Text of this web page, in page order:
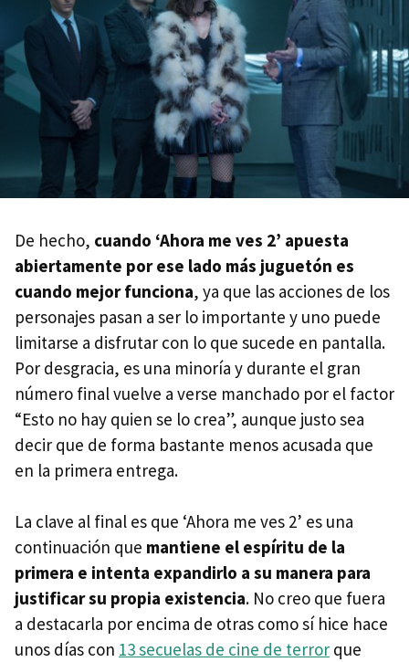
De hecho, cuando ‘Ahora me ves 2’ apuesta
abiertamente por ese lado más juguetón es
cuando mejor funciona, ya que las acciones de los
personajes pasan a ser lo importante y uno puede
limitarse a disfrutar con lo que sucede en pantalla.
Por desgracia, es una minoría y durante el gran
número final vuelve a verse manchado por el factor
“Esto no hay quien se lo crea”, aunque justo sea
decir que de forma bastante menos acusada que
en la primera entrega.
La clave al final es que ‘Ahora me ves 2’ es una
continuación que mantiene el espíritu de la
primera e intenta expandirlo a su manera para
justificar su propia existencia. No creo que fuera
a destacarla por encima de otras como sí hice hace
unos días con 13 secuelas de cine de terror que